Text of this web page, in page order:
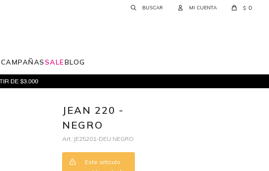
CAMPAÑASSALEBLOG
$ 0
JEAN 220 -
NEGRO
JE25201-DEU NEGRO
Este artículo